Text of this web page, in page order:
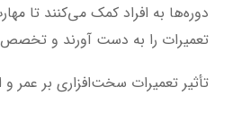
دوره‌ها به افراد کمک می‌کنند تا
تعمیرات را به دست آورند و
تأثیر تعمیرات سخت‌افزاری بر عمر